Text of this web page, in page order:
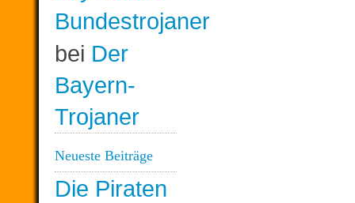
Bundestrojaner
bei Der
Bayern-
Trojaner
Neueste Beiträge
Die Piraten